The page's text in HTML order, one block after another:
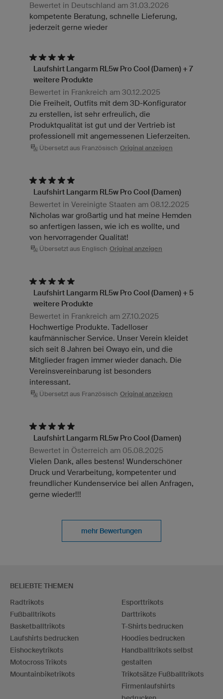
Bewertet in Deutschland am 31.03.2026
kompetente Beratung, schnelle Lieferung,
jederzeit gerne wieder
Laufshirt Langarm RL5w Pro Cool (Damen) + 7
weitere Produkte
Bewertet in Frankreich am 30.12.2025
Die Freiheit, Outfits mit dem 3D-Konfigurator
zu erstellen, ist sehr erfreulich, die
Produktqualität ist gut und der Vertrieb ist
professionell mit angemessenen Lieferzeiten.
Übersetzt aus Französisch Original anzeigen
Laufshirt Langarm RL5w Pro Cool (Damen)
Bewertet in Vereinigte Staaten am 08.12.2025
Nicholas war großartig und hat meine Hemden
so anfertigen lassen, wie ich es wollte, und
von hervorragender Qualität!
Übersetzt aus Englisch Original anzeigen
Laufshirt Langarm RL5w Pro Cool (Damen) + 5
weitere Produkte
Bewertet in Frankreich am 27.10.2025
Hochwertige Produkte. Tadelloser
kaufmännischer Service. Unser Verein kleidet
sich seit 8 Jahren bei Owayo ein, und die
Mitglieder fragen immer wieder danach. Die
Vereinsvereinbarung ist besonders
interessant.
Übersetzt aus Französisch Original anzeigen
Laufshirt Langarm RL5w Pro Cool (Damen)
Bewertet in Österreich am 05.08.2025
Vielen Dank, alles bestens! Wunderschöner
Druck und Verarbeitung, kompetenter und
freundlicher Kundenservice bei allen Anfragen,
gerne wieder!!!
mehr Bewertungen
BELIEBTE THEMEN
Radtrikots
Fußballtrikots
Basketballtrikots
Laufshirts bedrucken
Eishockeytrikots
Motocross Trikots
Mountainbiketrikots
Esporttrikots
Darttrikots
T-Shirts bedrucken
Hoodies bedrucken
Handballtrikots selbst
gestalten
Trikotsätze Fußballtrikots
Firmenlaufshirts